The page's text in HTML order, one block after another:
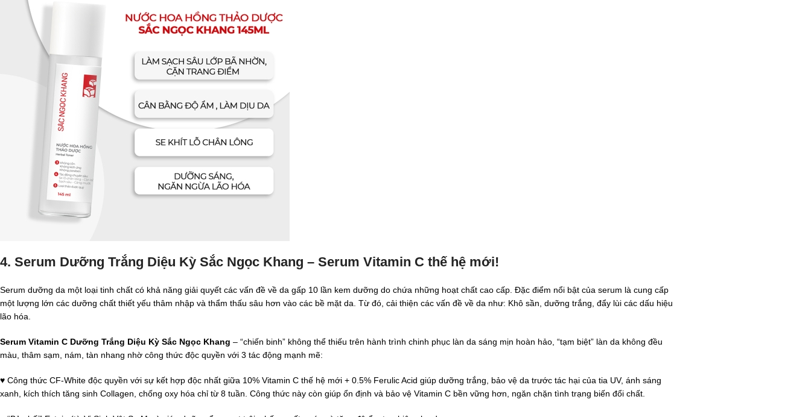
4. Serum Dưỡng Trắng Diệu Kỳ Sắc Ngọc Khang – Serum Vitamin C thế hệ mới!
Serum dưỡng da một loại tinh chất có khả năng giải quyết các vấn đề về da gấp 10 lần kem dưỡng do chứa những hoạt chất cao cấp. Đặc điểm nổi bật của serum là cung cấp
một lượng lớn các dưỡng chất thiết yếu thâm nhập và thẩm thấu sâu hơn vào các bề mặt da. Từ đó, cải thiện các vấn đề về da như: Khô sần, dưỡng trắng, đẩy lùi các dấu hiệu
lão hóa.
Serum Vitamin C Dưỡng Trắng Diệu Kỳ Sắc Ngọc Khang – “chiến binh” không thể thiếu trên hành trình chinh phục làn da sáng mịn hoàn hảo, “tạm biệt” làn da không đều
màu, thâm sạm, nám, tàn nhang nhờ công thức độc quyền với 3 tác động mạnh mẽ:
♥ Công thức CF-White độc quyền với sự kết hợp độc nhất giữa 10% Vitamin C thế hệ mới + 0.5% Ferulic Acid giúp dưỡng trắng, bảo vệ da trước tác hại của tia UV, ánh sáng
xanh, kích thích tăng sinh Collagen, chống oxy hóa chỉ từ 8 tuần. Công thức này còn giúp ổn định và bảo vệ Vitamin C bền vững hơn, ngăn chặn tình trạng biến đổi chất.